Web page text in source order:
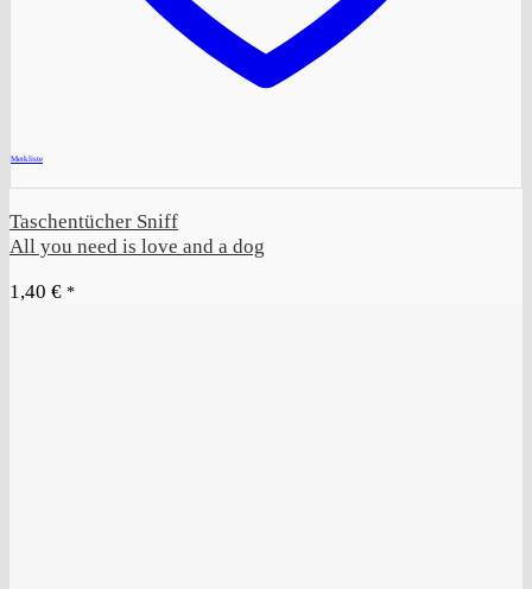
Merkliste
Taschentücher Sniff
All you need is love and a dog
1,40 € *